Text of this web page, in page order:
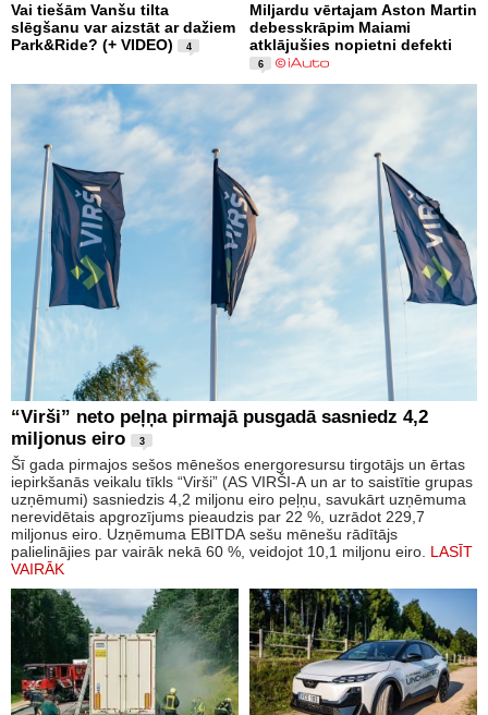
Vai tiešām Vanšu tilta
slēgšanu var aizstāt ar dažiem
Park&Ride? (+ VIDEO)
4
Miljardu vērtajam Aston Martin
debesskrāpim Maiami
atklājušies nopietni defekti
6
“Virši” neto peļņa pirmajā pusgadā sasniedz 4,2
miljonus eiro
3
Šī gada pirmajos sešos mēnešos energoresursu tirgotājs un ērtas
iepirkšanās veikalu tīkls “Virši” (AS VIRŠI-A un ar to saistītie grupas
uzņēmumi) sasniedzis 4,2 miljonu eiro peļņu, savukārt uzņēmuma
nerevidētais apgrozījums pieaudzis par 22 %, uzrādot 229,7
miljonus eiro. Uzņēmuma EBITDA sešu mēnešu rādītājs
palielinājies par vairāk nekā 60 %, veidojot 10,1 miljonu eiro. LASĪT
VAIRĀK